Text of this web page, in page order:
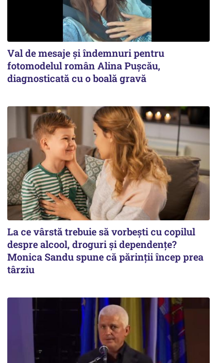
Val de mesaje și îndemnuri pentru
fotomodelul român Alina Pușcău,
diagnosticată cu o boală gravă
La ce vârstă trebuie să vorbești cu copilul
despre alcool, droguri și dependențe?
Monica Sandu spune că părinții încep prea
târziu